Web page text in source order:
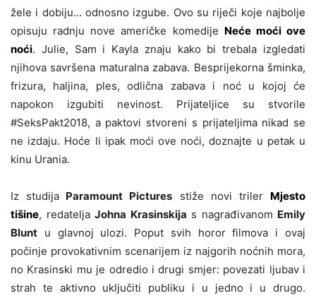
žele i dobiju… odnosno izgube. Ovo su riječi koje najbolje
opisuju radnju nove američke komedije Neće moći ove
noći. Julie, Sam i Kayla znaju kako bi trebala izgledati
njihova savršena maturalna zabava. Besprijekorna šminka,
frizura, haljina, ples, odlična zabava i noć u kojoj će
napokon izgubiti nevinost. Prijateljice su stvorile
#SeksPakt2018, a paktovi stvoreni s prijateljima nikad se
ne izdaju. Hoće li ipak moći ove noći, doznajte u petak u
kinu Urania.
Iz studija Paramount Pictures stiže novi triler Mjesto
tišine, redatelja Johna Krasinskija s nagrađivanom Emily
Blunt u glavnoj ulozi. Poput svih horor filmova i ovaj
počinje provokativnim scenarijem iz najgorih noćnih mora,
no Krasinski mu je odredio i drugi smjer: povezati ljubav i
strah te aktivno uključiti publiku i u jedno i u drugo.